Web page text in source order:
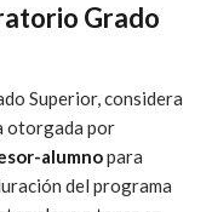
Grado
Superior, considera
otorgada por
alumnopara
del programa